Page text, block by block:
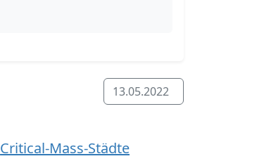
13.05.2022
Critical-Mass-Städte